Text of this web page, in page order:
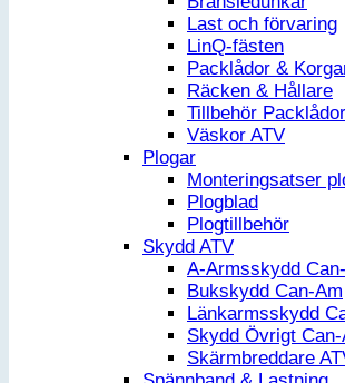
Last och förvaring
LinQ-fästen
Packlådor &
Räcken & Hållare
Tillbehör Packlådor
Väskor ATV
Plogar
Monteringsatser
Plogblad
Plogtillbehör
Skydd ATV
A-Armsskydd
Bukskydd Can-Am
Länkarmsskydd
Skydd Övrigt Can-
Skärmbreddare